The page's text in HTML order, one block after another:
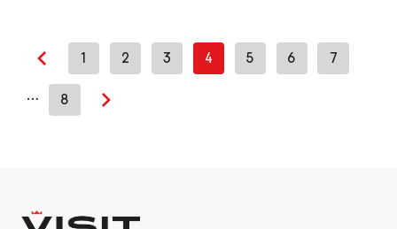
Previous page
1 2 3 4 5 6 7
… 8